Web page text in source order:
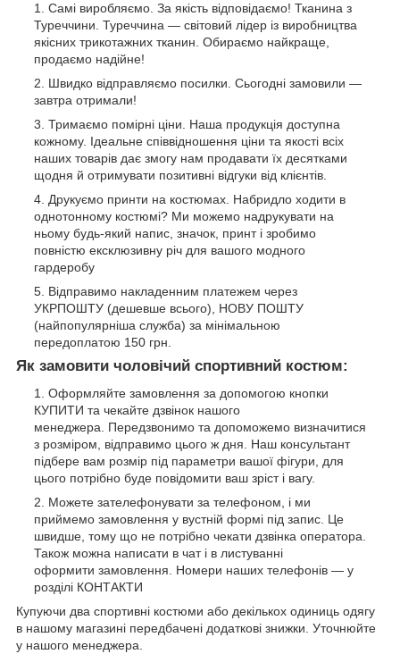
Самі виробляємо. За якість відповідаємо! Тканина з
Туреччини. Туреччина — світовий лідер із виробництва
якісних трикотажних тканин. Обираємо найкраще,
продаємо надійне!
Швидко відправляємо посилки. Сьогодні замовили —
завтра отримали!
Тримаємо помірні ціни. Наша продукція доступна
кожному. Ідеальне співвідношення ціни та якості всіх
наших товарів дає змогу нам продавати їх десятками
щодня й отримувати позитивні відгуки від клієнтів.
Друкуємо принти на костюмах. Набридло ходити в
однотонному костюмі? Ми можемо надрукувати на
ньому будь-який напис, значок, принт і зробимо
повністю ексклюзивну річ для вашого модного
гардеробу
Відправимо накладенним платежем через
УКРПОШТУ (дешевше всього), НОВУ ПОШТУ
(найпопулярніша служба) за мінімальною
передоплатою 150 грн.
Як замовити чоловічий спортивний костюм:
Оформляйте замовлення за допомогою кнопки
КУПИТИ та чекайте дзвінок нашого
менеджера. Передзвонимо та допоможемо визначитися
з розміром, відправимо цього ж дня. Наш консультант
підбере вам розмір під параметри вашої фігури, для
цього потрібно буде повідомити ваш зріст і вагу.
Можете зателефонувати за телефоном, і ми
приймемо замовлення у вустній формі під запис. Це
швидше, тому що не потрібно чекати дзвінка оператора.
Також можна написати в чат і в листуванні
оформити замовлення. Номери наших телефонів — у
розділі КОНТАКТИ
Купуючи два спортивні костюми або декількох одиниць одягу
в нашому магазині передбачені додаткові знижки. Уточнюйте
у нашого менеджера.